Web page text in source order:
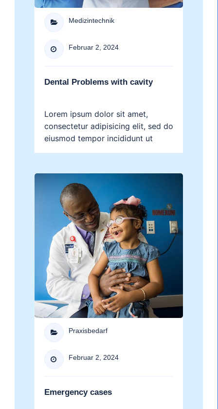
 Medizintechnik
 Februar 2, 2024
Dental Problems with cavity
Lorem ipsum dolor sit amet,
consectetur adipisicing elit, sed do
eiusmod tempor incididunt ut
 Praxisbedarf
 Februar 2, 2024
Emergency cases